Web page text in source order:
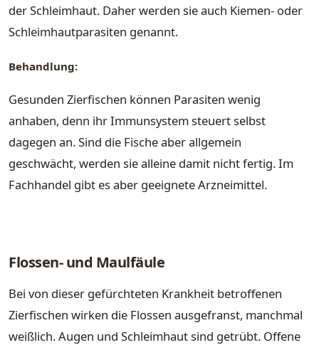
der Schleimhaut. Daher werden sie auch Kiemen- oder
Schleimhautparasiten genannt.
Behandlung:
Gesunden Zierfischen können Parasiten wenig
anhaben, denn ihr Immunsystem steuert selbst
dagegen an. Sind die Fische aber allgemein
geschwächt, werden sie alleine damit nicht fertig. Im
Fachhandel gibt es aber geeignete Arzneimittel.
Flossen- und Maulfäule
Bei von dieser gefürchteten Krankheit betroffenen
Zierfischen wirken die Flossen ausgefranst, manchmal
weißlich. Augen und Schleimhaut sind getrübt. Offene